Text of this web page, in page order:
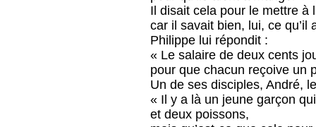
Il disait cela pour le mettre à
car il savait bien, lui, ce qu’il
Philippe lui répondit :
« Le salaire de deux cents
pour que chacun reçoive un
Un de ses disciples, André,
« Il y a là un jeune garçon
et deux poissons,